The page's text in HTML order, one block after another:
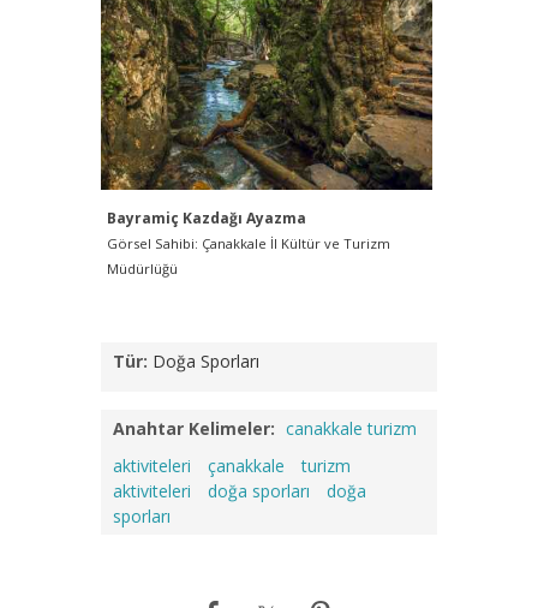
Bayramiç Kazdağı Ayazma
Görsel Sahibi: Çanakkale İl Kültür ve Turizm
Müdürlüğü
Tür: Doğa Sporları
Anahtar Kelimeler: canakkale turizm
aktiviteleri
çanakkale
turizm
aktiviteleri
doğa sporları
doğa
sporları